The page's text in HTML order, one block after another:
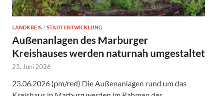
LANDKREIS / STADTENTWICKLUNG
Außenanlagen des Marburger
Kreishauses werden naturnah umgestaltet
23. Juni 2026
23.06.2026 (pm/red) Die Außenanlagen rund um das